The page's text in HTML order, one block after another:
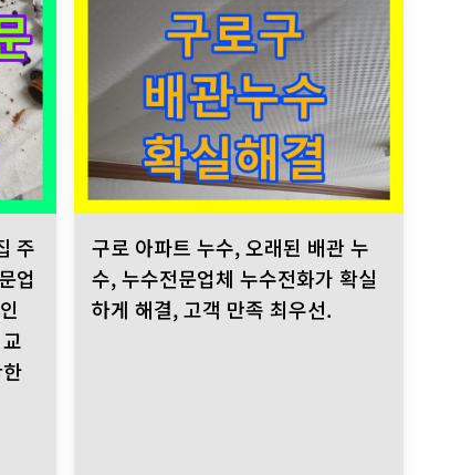
주
업
구로 아파트 누수, 오래된 배관 누
수, 누수전문업체 누수전화가 확실
하게 해결, 고객 만족 최우선.